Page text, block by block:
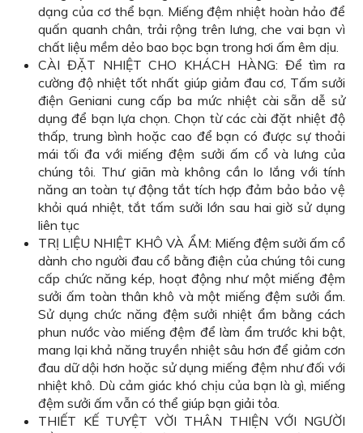
dạng của cơ thể bạn. Miếng đệm nhiệt hoàn hảo để
quấn quanh chân, trải rộng trên lưng, che vai bạn vì
chất liệu mềm dẻo bao bọc bạn trong hơi ấm êm dịu.
CÀI ĐẶT NHIỆT CHO KHÁCH HÀNG: Để tìm ra
cường độ nhiệt tốt nhất giúp giảm đau cơ, Tấm sưởi
điện Geniani cung cấp ba mức nhiệt cài sẵn dễ sử
dụng để bạn lựa chọn. Chọn từ các cài đặt nhiệt độ
thấp, trung bình hoặc cao để bạn có được sự thoải
mái tối đa với miếng đệm sưởi ấm cổ và lưng của
chúng tôi. Thư giãn mà không cần lo lắng với tính
năng an toàn tự động tắt tích hợp đảm bảo bảo vệ
khỏi quá nhiệt, tắt tấm sưởi lớn sau hai giờ sử dụng
liên tục
TRỊ LIỆU NHIỆT KHÔ VÀ ẨM: Miếng đệm sưởi ấm cổ
dành cho người đau cổ bằng điện của chúng tôi cung
cấp chức năng kép, hoạt động như một miếng đệm
sưởi ấm toàn thân khô và một miếng đệm sưởi ẩm.
Sử dụng chức năng đệm sưởi nhiệt ẩm bằng cách
phun nước vào miếng đệm để làm ẩm trước khi bật,
mang lại khả năng truyền nhiệt sâu hơn để giảm cơn
đau dữ dội hơn hoặc sử dụng miếng đệm như đối với
nhiệt khô. Dù cảm giác khó chịu của bạn là gì, miếng
đệm sưởi ấm vẫn có thể giúp bạn giải tỏa.
THIẾT KẾ TUYỆT VỜI THÂN THIỆN VỚI NGƯỜI